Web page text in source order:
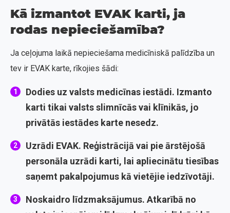
Kā izmantot EVAK karti, ja
rodas nepieciešamība?
Ja ceļojuma laikā nepieciešama medicīniskā palīdzība un
tev ir EVAK karte, rīkojies šādi:
Dodies uz valsts medicīnas iestādi. Izmanto
karti tikai valsts slimnīcās vai klīnikās, jo
privātās iestādes karte nesedz.
Uzrādi EVAK. Reģistrācijā vai pie ārstējošā
personāla uzrādi karti, lai apliecinātu tiesības
saņemt pakalpojumus kā vietējie iedzīvotāji.
Noskaidro līdzmaksājumus. Atkarībā no